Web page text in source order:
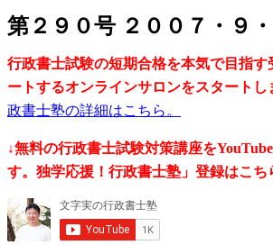
第２９０号 ２００７・９
行政書士試験の短期合格を本気で目指す
ートするオンラインサロンをスタートし
政書士塾の詳細はこちら。
↓無料の行政書士試験対策講座を
す。独学応援！行政書士塾」登録はこち